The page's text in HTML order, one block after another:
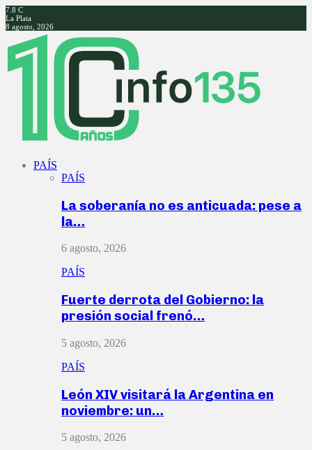
7.8 C
La Plata
8 agosto, 2026
Facebook
Twitter
Instagram
Youtube
PAÍS
PAÍS
La soberanía no es anticuada: pese a
la…
6 agosto, 2026
PAÍS
Fuerte derrota del Gobierno: la
presión social frenó…
5 agosto, 2026
PAÍS
León XIV visitará la Argentina en
noviembre: un…
5 agosto, 2026